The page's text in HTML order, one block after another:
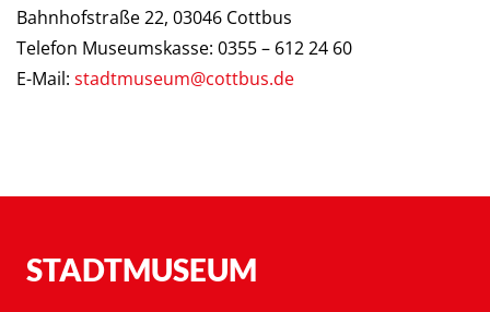
Bahnhofstraße 22, 03046 Cottbus
Telefon Museumskasse: 0355 – 612 24 60
E-Mail: stadtmuseum@cottbus.de
STADTMUSEUM